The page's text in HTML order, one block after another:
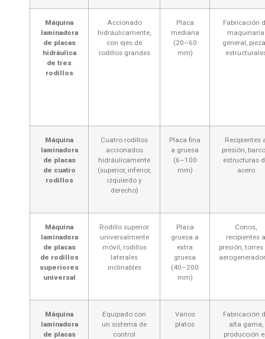
Máquina
laminadora
de placas
hidráulica
de tres
rodillos
Accionado
hidráulicamente,
con ejes de
rodillos grandes
Placa
mediana
(20–60
mm)
Fabricación
maquinaria
general,
Máquina
laminadora
de placas
de cuatro
rodillos
Cuatro rodillos
accionados
hidráulicamente
(superior, inferior,
izquierdo y
derecho)
Placa fina
a gruesa
(6–100
mm)
Recipientes
presión,
estructuras
acero
Máquina
laminadora
de placas
de rodillos
superiores
universal
Rodillo superior
universalmente
móvil, rodillos
laterales
inclinables
Placa
gruesa a
extra
gruesa
(40–200
mm)
Conos,
recipientes a
presión, torres
Máquina
laminadora
de placas
Equipado con
un sistema de
control
Varios
platos
Fabricación
alta gama,
producción